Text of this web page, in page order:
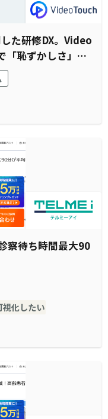
た研修DX。Video
「恥ずかしさ」と
察待ち時間最大90
視化したい